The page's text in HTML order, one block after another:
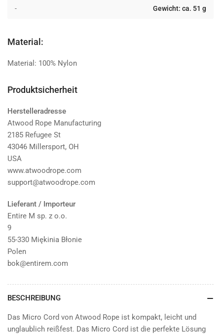
- Gewicht: ca. 51 g
Material:
Material: 100% Nylon
Produktsicherheit
Herstelleradresse
Atwood Rope Manufacturing
2185 Refugee St
43046 Millersport, OH
USA
www.atwoodrope.com
support@atwoodrope.com
Lieferant / Importeur
Entire M sp. z o.o.
9
55-330 Miękinia Błonie
Polen
bok@entirem.com
BESCHREIBUNG
Das Micro Cord von Atwood Rope ist kompakt, leicht und
unglaublich reißfest. Das Micro Cord ist die perfekte Lösung